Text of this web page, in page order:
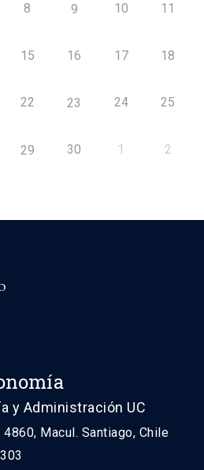
8 9 10 11
15 16 17 18
22 23 24 25
29 30 1 2
y Administración UC
Macul. Santiago, Chile